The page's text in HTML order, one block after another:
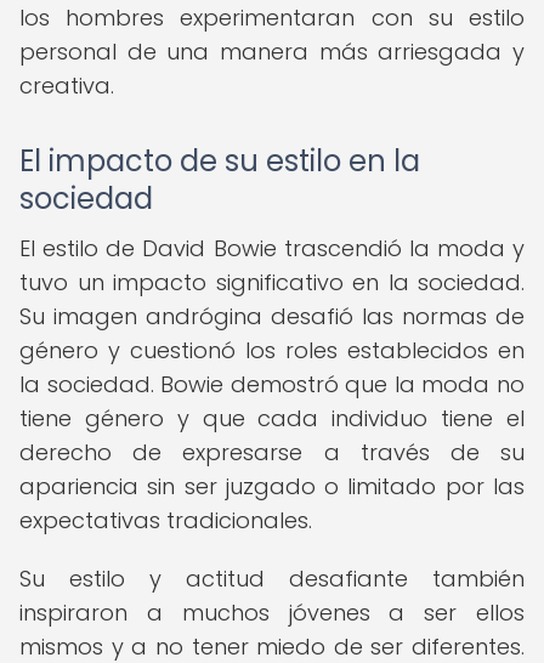
los hombres experimentaran con su estilo
personal de una manera más arriesgada y
creativa.
El impacto de su estilo en la
sociedad
El estilo de David Bowie trascendió la moda y
tuvo un impacto significativo en la sociedad.
Su imagen andrógina desafió las normas de
género y cuestionó los roles establecidos en
la sociedad. Bowie demostró que la moda no
tiene género y que cada individuo tiene el
derecho de expresarse a través de su
apariencia sin ser juzgado o limitado por las
expectativas tradicionales.
Su estilo y actitud desafiante también
inspiraron a muchos jóvenes a ser ellos
mismos y a no tener miedo de ser diferentes.